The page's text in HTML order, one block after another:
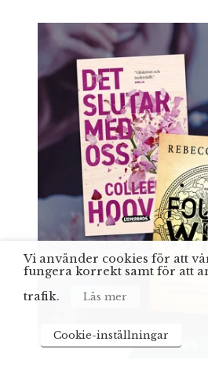
BOKTIPS
Vi använder cookies för att
fungera korrekt samt för att
trafik.
Läs mer
Cookie-inställningar